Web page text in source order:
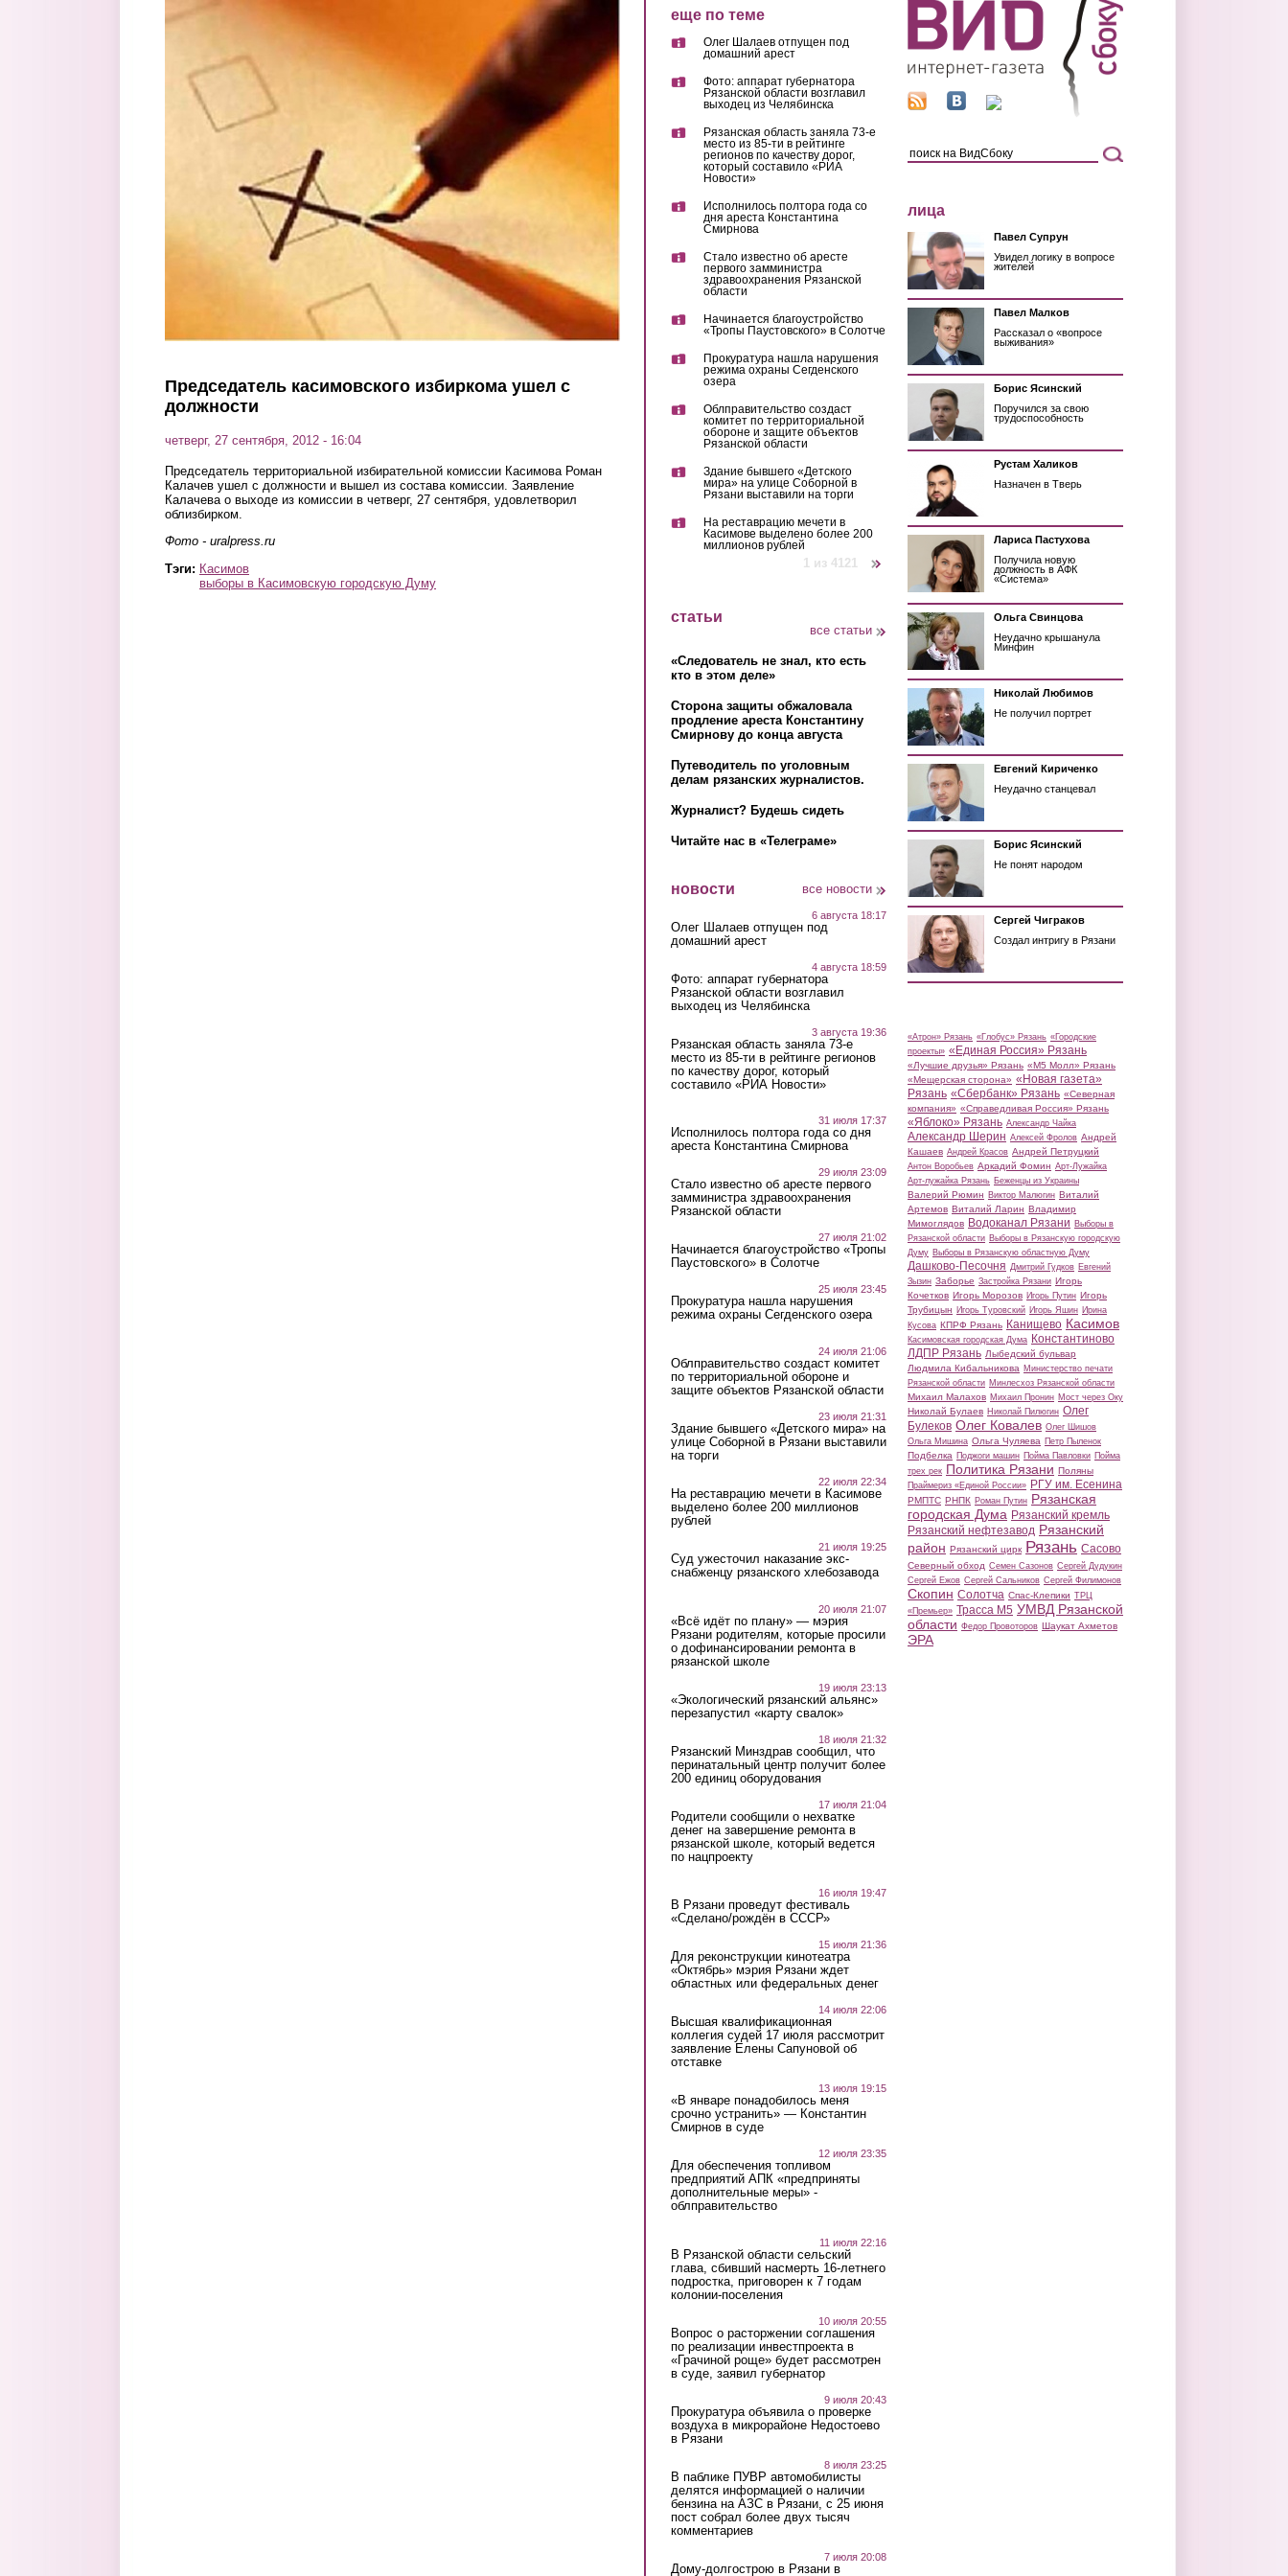
Председатель касимовского избиркома ушел с
должности
четверг, 27 сентября, 2012 - 16:04
Председатель территориальной избирательной комиссии Касимова Роман
Калачев ушел с должности и вышел из состава комиссии. Заявление
Калачева о выходе из комиссии в четверг, 27 сентября, удовлетворил
облизбирком.
Фото - uralpress.ru
Тэги: Касимов
выборы в Касимовскую городскую Думу
еще по теме
Олег Шалаев отпущен под
домашний арест
Фото: аппарат губернатора
Рязанской области возглавил
выходец из Челябинска
Рязанская область заняла 73-е
место из 85-ти в рейтинге
регионов по качеству дорог,
который составило «РИА
Новости»
Исполнилось полтора года со
дня ареста Константина
Смирнова
Стало известно об аресте
первого замминистра
здравоохранения Рязанской
области
Начинается благоустройство
«Тропы Паустовского» в Солотче
Прокуратура нашла нарушения
режима охраны Сегденского
озера
Облправительство создаст
комитет по территориальной
обороне и защите объектов
Рязанской области
Здание бывшего «Детского
мира» на улице Соборной в
Рязани выставили на торги
На реставрацию мечети в
Касимове выделено более 200
миллионов рублей
1 из 4121
статьи
все статьи
«Следователь не знал, кто есть
кто в этом деле»
Сторона защиты обжаловала
продление ареста Константину
Смирнову до конца августа
Путеводитель по уголовным
делам рязанских журналистов.
Журналист? Будешь сидеть
Читайте нас в «Телеграме»
новости все новости
6 августа 18:17
Олег Шалаев отпущен под
домашний арест
4 августа 18:59
Фото: аппарат губернатора
Рязанской области возглавил
выходец из Челябинска
3 августа 19:36
Рязанская область заняла 73-е
место из 85-ти в рейтинге регионов
по качеству дорог, который
составило «РИА Новости»
31 июля 17:37
Исполнилось полтора года со дня
ареста Константина Смирнова
29 июля 23:09
Стало известно об аресте первого
замминистра здравоохранения
Рязанской области
27 июля 21:02
Начинается благоустройство «Тропы
Паустовского» в Солотче
25 июля 23:45
Прокуратура нашла нарушения
режима охраны Сегденского озера
24 июля 21:06
Облправительство создаст комитет
по территориальной обороне и
защите объектов Рязанской области
23 июля 21:31
Здание бывшего «Детского мира» на
улице Соборной в Рязани выставили
на торги
22 июля 22:34
На реставрацию мечети в Касимове
выделено более 200 миллионов
рублей
21 июля 19:25
Суд ужесточил наказание экс-
снабженцу рязанского хлебозавода
20 июля 21:07
«Всё идёт по плану» — мэрия
Рязани родителям, которые просили
о дофинансировании ремонта в
рязанской школе
19 июля 23:13
«Экологический рязанский альянс»
перезапустил «карту свалок»
18 июля 21:32
Рязанский Минздрав сообщил, что
перинатальный центр получит более
200 единиц оборудования
17 июля 21:04
Родители сообщили о нехватке
денег на завершение ремонта в
рязанской школе, который ведется
по нацпроекту
16 июля 19:47
В Рязани проведут фестиваль
«Сделано/рождён в СССР»
15 июля 21:36
Для реконструкции кинотеатра
«Октябрь» мэрия Рязани ждет
областных или федеральных денег
14 июля 22:06
Высшая квалификационная
коллегия судей 17 июля рассмотрит
заявление Елены Сапуновой об
отставке
13 июля 19:15
«В январе понадобилось меня
срочно устранить» — Константин
Смирнов в суде
12 июля 23:35
Для обеспечения топливом
предприятий АПК «предприняты
дополнительные меры» -
облправительство
11 июля 22:16
В Рязанской области сельский
глава, сбивший насмерть 16-летнего
подростка, приговорен к 7 годам
колонии-поселения
10 июля 20:55
Вопрос о расторжении соглашения
по реализации инвестпроекта в
«Грачиной роще» будет рассмотрен
в суде, заявил губернатор
9 июля 20:43
Прокуратура объявила о проверке
воздуха в микрорайоне Недостоево
в Рязани
8 июля 23:25
В паблике ПУВР автомобилисты
делятся информацией о наличии
бензина на АЗС в Рязани, с 25 июня
пост собрал более двух тысяч
комментариев
7 июля 20:08
Дому-долгострою в Рязани в
лица
Павел Супрун
Увидел логику в вопросе
жителей
Павел Малков
Рассказал о «вопросе
выживания»
Борис Ясинский
Поручился за свою
трудоспособность
Рустам Халиков
Назначен в Тверь
Лариса Пастухова
Получила новую
должность в АФК
«Система»
Ольга Свинцова
Неудачно крышанула
Минфин
Николай Любимов
Не получил портрет
Евгений Кириченко
Неудачно станцевал
Борис Ясинский
Не понят народом
Сергей Чиграков
Создал интригу в Рязани
«Атрон» Рязань «Глобус» Рязань «Городские
проекты» «Единая Россия» Рязань
«Лучшие друзья» Рязань «М5 Молл» Рязань
«Мещерская сторона» «Новая газета»
Рязань «Сбербанк» Рязань «Северная
компания» «Справедливая Россия» Рязань
«Яблоко» Рязань Александр Чайка
Александр Шерин Алексей Фролов Андрей
Кашаев Андрей Красов Андрей Петруцкий
Антон Воробьев Аркадий Фомин Арт-Лужайка
Арт-лужайка Рязань Беженцы из Украины
Валерий Рюмин Виктор Малюгин Виталий
Артемов Виталий Ларин Владимир
Мимоглядов Водоканал Рязани Выборы в
Рязанской области Выборы в Рязанскую городскую
Думу Выборы в Рязанскую областную Думу
Дашково-Песочня Дмитрий Гудков Евгений
Зызин Заборье Застройка Рязани Игорь
Кочетков Игорь Морозов Игорь Путин Игорь
Трубицын Игорь Туровский Игорь Яшин Ирина
Кусова КПРФ Рязань Канищево Касимов
Касимовская городская Дума Константиново
ЛДПР Рязань Лыбедский бульвар
Людмила Кибальникова Министерство печати
Рязанской области Минлесхоз Рязанской области
Михаил Малахов Михаил Пронин Мост через Оку
Николай Булаев Николай Пилюгин Олег
Булеков Олег Ковалев Олег Шишов
Ольга Мишина Ольга Чуляева Петр Пыленок
Подбелка Поджоги машин Пойма Павловки Пойма
трех рек Политика Рязани Поляны
Праймериз «Единой России» РГУ им. Есенина
РМПТС РНПК Роман Путин Рязанская
городская Дума Рязанский кремль
Рязанский нефтезавод Рязанский
район Рязанский цирк Рязань Сасово
Северный обход Семен Сазонов Сергей Дудукин
Сергей Ежов Сергей Сальников Сергей Филимонов
Скопин Солотча Спас-Клепики ТРЦ
«Премьер» Трасса М5 УМВД Рязанской
области Федор Провоторов Шаукат Ахметов
ЭРА